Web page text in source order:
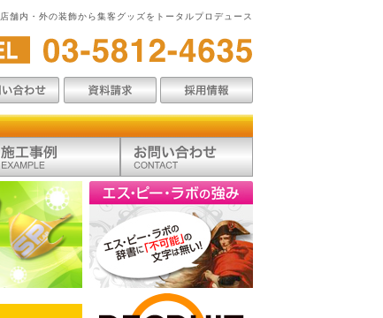
舗内・外の装飾から集客グッズをトータルプロデュース